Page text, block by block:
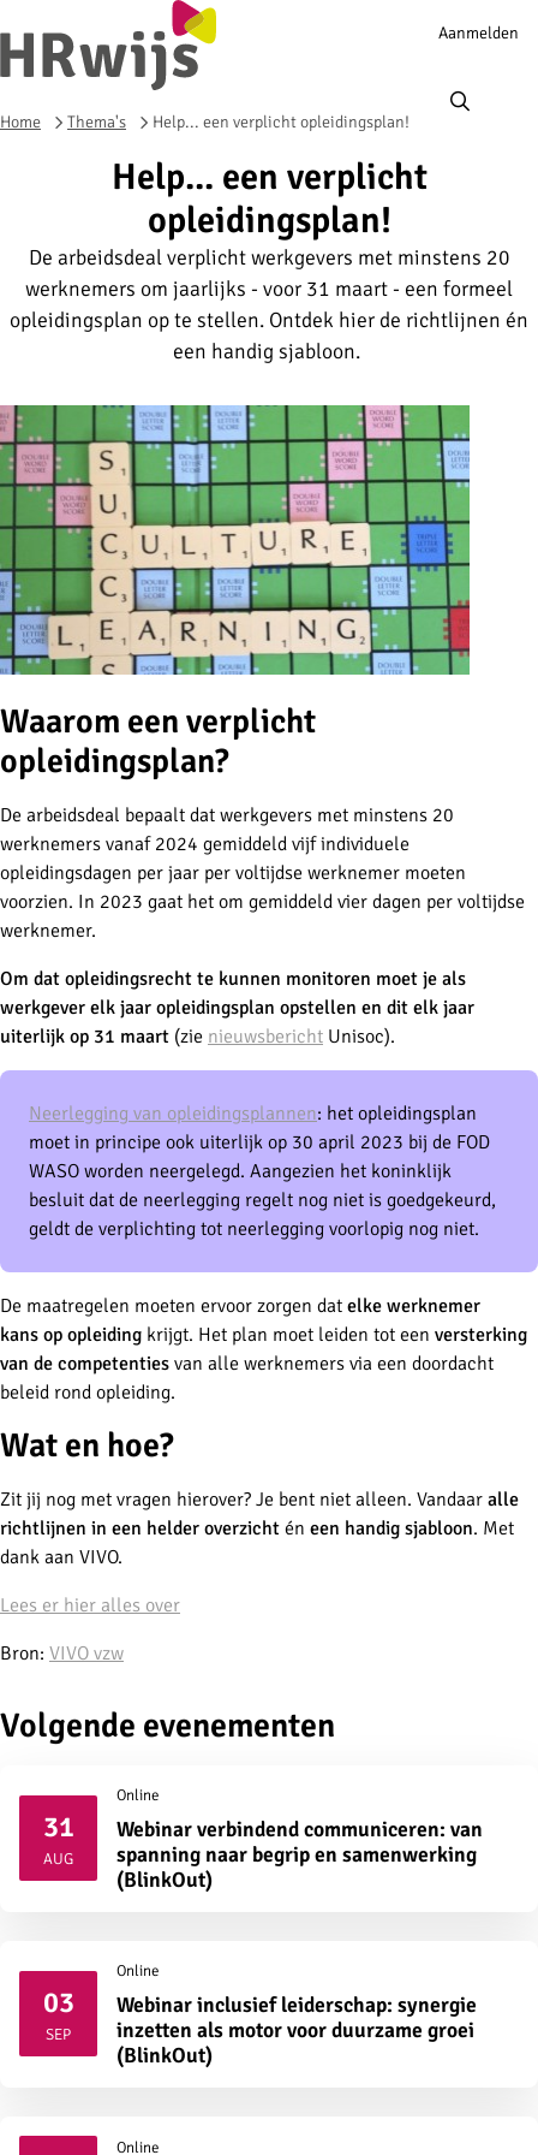
Account
Aanmelden
Home Thema's Help... een verplicht opleidingsplan!
Help... een verplicht
opleidingsplan!
De arbeidsdeal verplicht werkgevers met minstens 20
werknemers om jaarlijks - voor 31 maart - een formeel
opleidingsplan op te stellen. Ontdek hier de richtlijnen én
een handig sjabloon.
Waarom een verplicht
opleidingsplan?
De arbeidsdeal bepaalt dat werkgevers met minstens 20
werknemers vanaf 2024 gemiddeld vijf individuele
opleidingsdagen per jaar per voltijdse werknemer moeten
voorzien. In 2023 gaat het om gemiddeld vier dagen per voltijdse
werknemer.
Om dat opleidingsrecht te kunnen monitoren moet je als
werkgever elk jaar opleidingsplan opstellen en dit elk jaar
uiterlijk op 31 maart (zie nieuwsbericht Unisoc).
Neerlegging van opleidingsplannen: het opleidingsplan
moet in principe ook uiterlijk op 30 april 2023 bij de FOD
WASO worden neergelegd. Aangezien het koninklijk
besluit dat de neerlegging regelt nog niet is goedgekeurd,
geldt de verplichting tot neerlegging voorlopig nog niet.
De maatregelen moeten ervoor zorgen dat elke werknemer
kans op opleiding krijgt. Het plan moet leiden tot een versterking
van de competenties van alle werknemers via een doordacht
beleid rond opleiding.
Wat en hoe?
Zit jij nog met vragen hierover? Je bent niet alleen. Vandaar alle
richtlijnen in een helder overzicht én een handig sjabloon. Met
dank aan VIVO.
Lees er hier alles over
Bron: VIVO vzw
Volgende evenementen
31
AUG2026
Online
Webinar verbindend communiceren: van
spanning naar begrip en samenwerking
(BlinkOut)
03
SEP2026
Online
Webinar inclusief leiderschap: synergie
inzetten als motor voor duurzame groei
(BlinkOut)
Online